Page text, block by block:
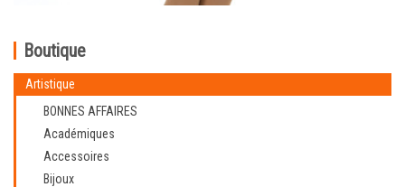
Boutique
Artistique
BONNES AFFAIRES
Académiques
Accessoires
Bijoux